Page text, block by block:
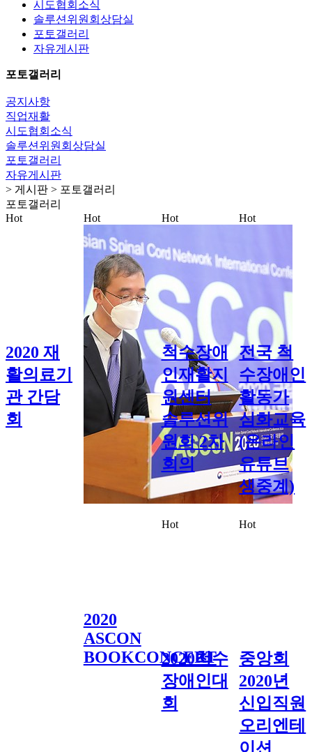
시도협회소식
솔루션위원회상담실
포토갤러리
자유게시판
포토갤러리
공지사항
직업재활
시도협회소식
솔루션위원회상담실
포토갤러리
자유게시판
> 게시판 > 포토갤러리
포토갤러리
Hot
2020 재
활의료기
관 간담
회
Hot
2020
ASCON
BOOKCONCERT
Hot
척수장애
인재활지
원센터
솔루션위
원회 2차
회의
Hot
전국 척
수장애인
활동가
심화교육
(온라인
유튜브
생중계)
Hot
2020척수
장애인대
회
Hot
중앙회
2020년
신입직원
오리엔테
이션